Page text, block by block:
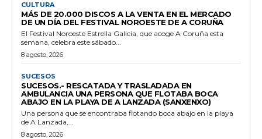
CULTURA
MÁS DE 20.000 DISCOS A LA VENTA EN EL MERCADO
DE UN DÍA DEL FESTIVAL NOROESTE DE A CORUÑA
El Festival Noroeste Estrella Galicia, que acoge A Coruña esta
semana, celebra este sábado...
8 agosto, 2026
SUCESOS
SUCESOS.- RESCATADA Y TRASLADADA EN
AMBULANCIA UNA PERSONA QUE FLOTABA BOCA
ABAJO EN LA PLAYA DE A LANZADA (SANXENXO)
Una persona que se encontraba flotando boca abajo en la playa
de A Lanzada,...
8 agosto, 2026